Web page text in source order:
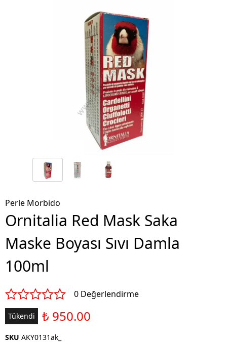
Perle Morbido
Ornitalia Red Mask Saka
Maske Boyası Sıvı Damla
100ml
0 Değerlendirme
Tükendi ₺ 950.00
SKU AKY0131ak_